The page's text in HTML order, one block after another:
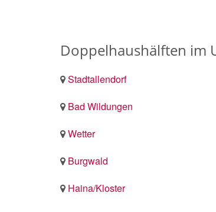
Doppelhaushälften im
Stadtallendorf
Bad Wildungen
Wetter
Burgwald
Haina/Kloster